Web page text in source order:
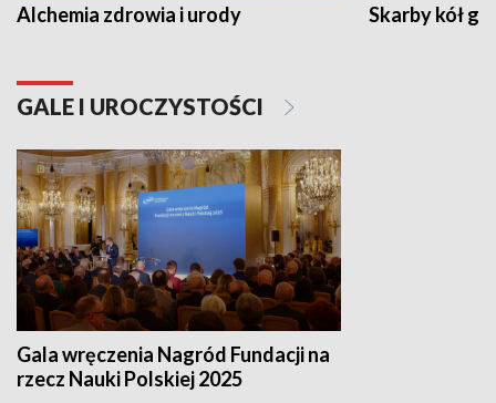
Alchemia zdrowia i urody Skarby kół
GALE I UROCZYSTOŚCI
Gala wręczenia Nagród Fundacji na
rzecz Nauki Polskiej 2025